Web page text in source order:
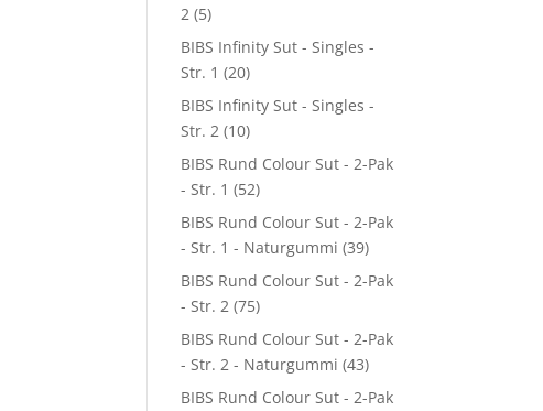
2 (5)
BIBS Infinity Sut - Singles -
Str. 1 (20)
BIBS Infinity Sut - Singles -
Str. 2 (10)
BIBS Rund Colour Sut - 2-Pak
- Str. 1 (52)
BIBS Rund Colour Sut - 2-Pak
- Str. 1 - Naturgummi (39)
BIBS Rund Colour Sut - 2-Pak
- Str. 2 (75)
BIBS Rund Colour Sut - 2-Pak
- Str. 2 - Naturgummi (43)
BIBS Rund Colour Sut - 2-Pak